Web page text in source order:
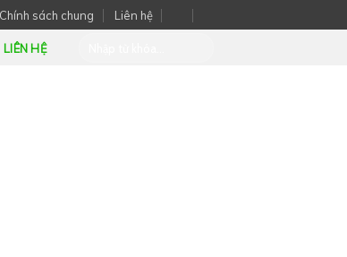
Chính sách chung Liên hệ
LIÊN HỆ